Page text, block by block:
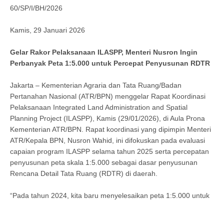
60/SP/I/BH/2026
Kamis, 29 Januari 2026
Gelar Rakor Pelaksanaan ILASPP, Menteri Nusron Ingin
Perbanyak Peta 1:5.000 untuk Percepat Penyusunan RDTR
Jakarta – Kementerian Agraria dan Tata Ruang/Badan
Pertanahan Nasional (ATR/BPN) menggelar Rapat Koordinasi
Pelaksanaan Integrated Land Administration and Spatial
Planning Project (ILASPP), Kamis (29/01/2026), di Aula Prona
Kementerian ATR/BPN. Rapat koordinasi yang dipimpin Menteri
ATR/Kepala BPN, Nusron Wahid, ini difokuskan pada evaluasi
capaian program ILASPP selama tahun 2025 serta percepatan
penyusunan peta skala 1:5.000 sebagai dasar penyusunan
Rencana Detail Tata Ruang (RDTR) di daerah.
“Pada tahun 2024, kita baru menyelesaikan peta 1:5.000 untuk